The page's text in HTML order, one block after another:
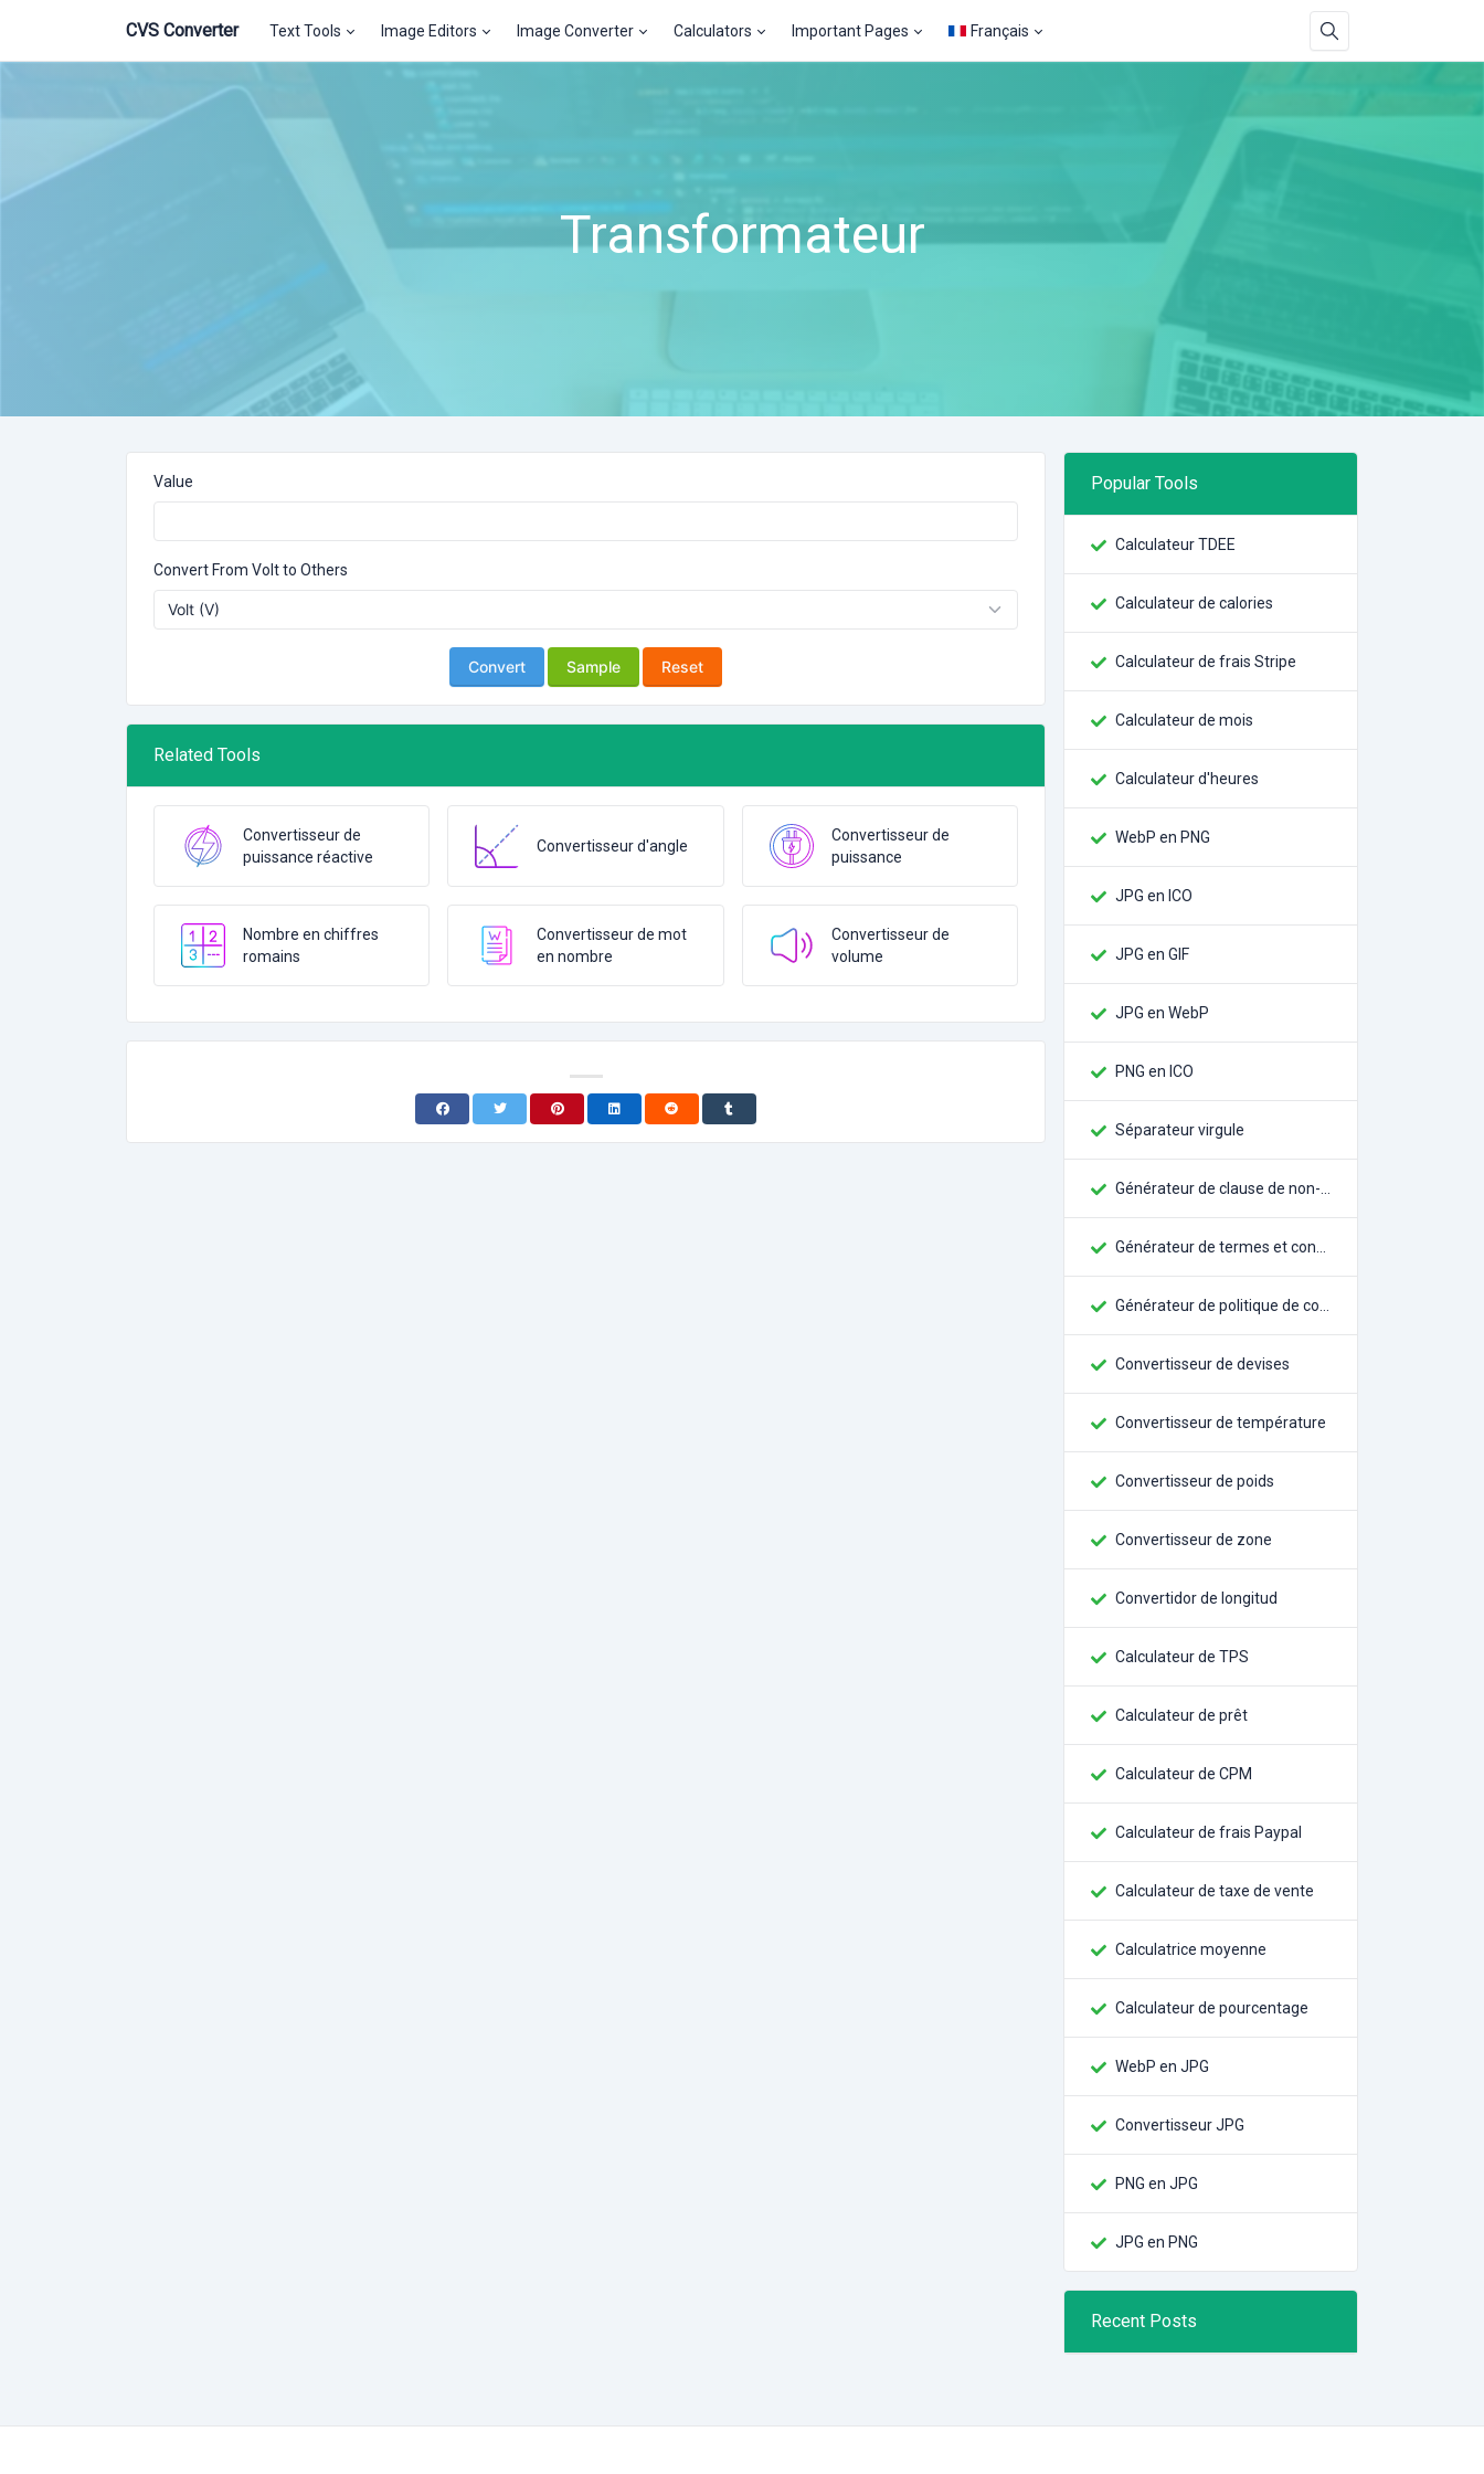
CVS Converter Text Tools Image Editors Image Converter Calculators Important Pages Français
Transformateur
Value
Convert From Volt to Others
Convert Sample Reset
Related Tools
Convertisseur de
puissance réactive
Convertisseur d'angle
Convertisseur de
puissance
Nombre en chiffres
romains
Convertisseur de mot
en nombre
Convertisseur de
volume
Popular Tools
Calculateur TDEE
Calculateur de calories
Calculateur de frais Stripe
Calculateur de mois
Calculateur d'heures
WebP en PNG
JPG en ICO
JPG en GIF
JPG en WebP
PNG en ICO
Séparateur virgule
Convertisseur de devises
Convertisseur de température
Convertisseur de poids
Convertisseur de zone
Convertidor de longitud
Calculateur de TPS
Calculateur de prêt
Calculateur de CPM
Calculateur de frais Paypal
Calculateur de taxe de vente
Calculatrice moyenne
Calculateur de pourcentage
WebP en JPG
Convertisseur JPG
PNG en JPG
JPG en PNG
Recent Posts